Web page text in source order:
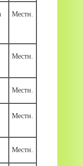
Местн.
Местн.
Местн.
Местн.
Местн.